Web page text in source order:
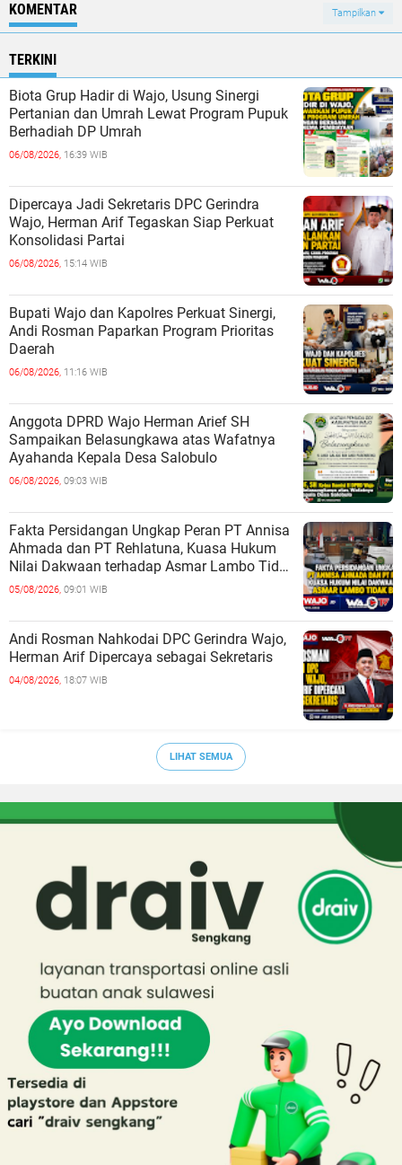
KOMENTAR Tampilkan
TERKINI
Biota Grup Hadir di Wajo, Usung Sinergi
Pertanian dan Umrah Lewat Program Pupuk
Berhadiah DP Umrah
06/08/2026, 16:39 WIB
Dipercaya Jadi Sekretaris DPC Gerindra
Wajo, Herman Arif Tegaskan Siap Perkuat
Konsolidasi Partai
06/08/2026, 15:14 WIB
Bupati Wajo dan Kapolres Perkuat Sinergi,
Andi Rosman Paparkan Program Prioritas
Daerah
06/08/2026, 11:16 WIB
Anggota DPRD Wajo Herman Arief SH
Sampaikan Belasungkawa atas Wafatnya
Ayahanda Kepala Desa Salobulo
06/08/2026, 09:03 WIB
Fakta Persidangan Ungkap Peran PT Annisa
Ahmada dan PT Rehlatuna, Kuasa Hukum
Nilai Dakwaan terhadap Asmar Lambo Tidak
Berdasar
05/08/2026, 09:01 WIB
Andi Rosman Nahkodai DPC Gerindra Wajo,
Herman Arif Dipercaya sebagai Sekretaris
04/08/2026, 18:07 WIB
LIHAT SEMUA